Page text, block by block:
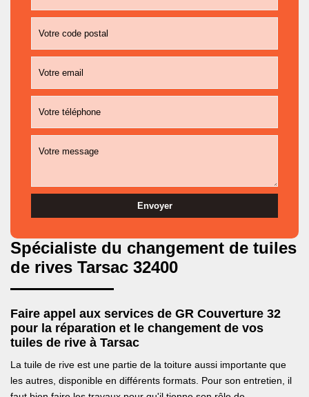
Spécialiste du changement de tuiles
de rives Tarsac 32400
Faire appel aux services de GR Couverture 32
pour la réparation et le changement de vos
tuiles de rive à Tarsac
La tuile de rive est une partie de la toiture aussi importante que
les autres, disponible en différents formats. Pour son entretien, il